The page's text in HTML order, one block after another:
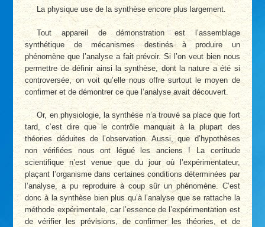
La physique use de la synthèse encore plus largement.
Tout appareil de démonstration est l’assemblage
synthétique de mécanismes destinés à produire un
phénomène que l’analyse a fait prévoir. Si l’on veut bien nous
permettre de définir ainsi la synthèse, dont la nature a été si
controversée, on voit qu’elle nous offre surtout le moyen de
confirmer et de démontrer ce que l’analyse avait découvert.
Or, en physiologie, la synthèse n’a trouvé sa place que fort
tard, c’est dire que le contrôle manquait à la plupart des
théories déduites de l’observation. Aussi, que d’hypothèses
non vérifiées nous ont légué les anciens ! La certitude
scientifique n’est venue que du jour où l’expérimentateur,
plaçant l’organisme dans certaines conditions déterminées par
l’analyse, a pu reproduire à coup sûr un phénomène. C’est
donc à la synthèse bien plus qu’à l’analyse que se rattache la
méthode expérimentale, car l’essence de l’expérimentation est
de vérifier les prévisions, de confirmer les théories, et de